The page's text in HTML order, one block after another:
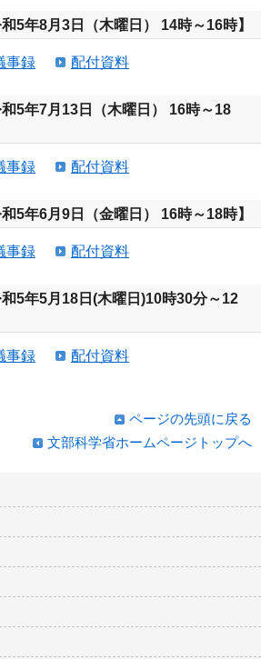
5年8月3日（木曜日） 14時～16時】
事録 配付資料
5年7月13日（木曜日） 16時～18
事録 配付資料
5年6月9日（金曜日） 16時～18時】
事録 配付資料
5年5月18日(木曜日)10時30分～12
事録 配付資料
ページの先頭に戻る
文部科学省ホームページトップへ